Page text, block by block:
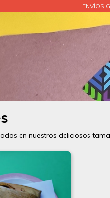
ENVÍOS
en nuestros deliciosos